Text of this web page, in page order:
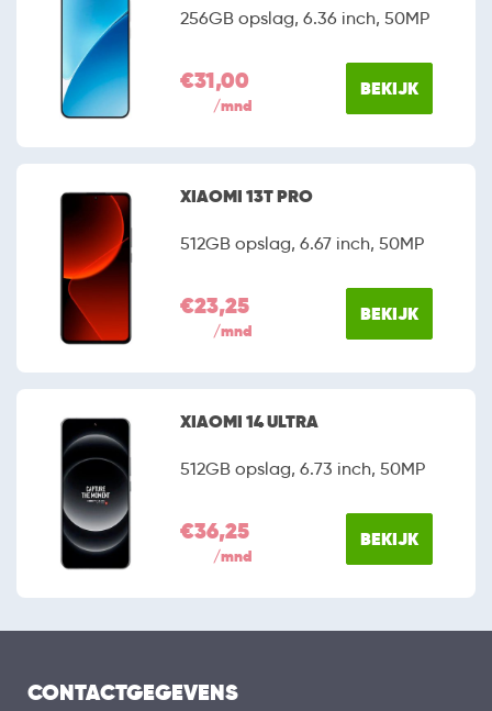
256GB opslag, 6.36 inch, 50MP
€31,00
/mnd
BEKIJK
XIAOMI 13T PRO
512GB opslag, 6.67 inch, 50MP
€23,25
/mnd
BEKIJK
XIAOMI 14 ULTRA
512GB opslag, 6.73 inch, 50MP
€36,25
/mnd
BEKIJK
CONTACTGEGEVENS